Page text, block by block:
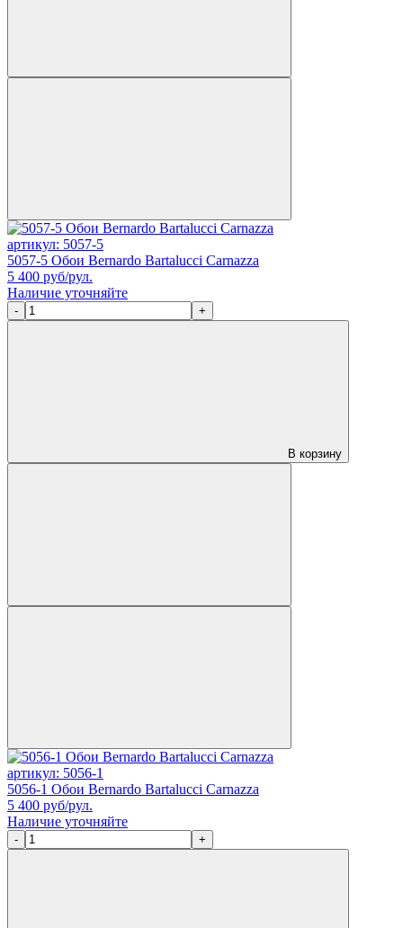
артикул: 5057-5
5057-5 Обои Bernardo Bartalucci Carnazza
5 400 руб/рул.
Наличие уточняйте
- +
В корзину
артикул: 5056-1
5056-1 Обои Bernardo Bartalucci Carnazza
5 400 руб/рул.
Наличие уточняйте
- +